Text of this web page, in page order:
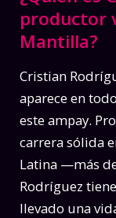
productor
Mantilla?
Cristian
aparece en
este ampay.
carrera sólida
Latina —más
Rodríguez tiene
llevado una